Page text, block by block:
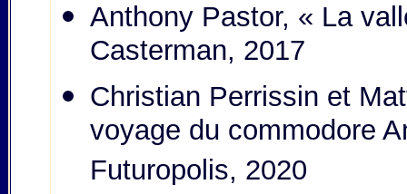
Anthony Pastor, « La
Casterman, 2017
Christian Perrissin et
voyage du commodore
Futuropolis, 2020